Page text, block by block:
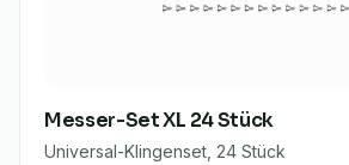
Messer-Set XL 24 Stück
Universal-Klingenset, 24 Stück